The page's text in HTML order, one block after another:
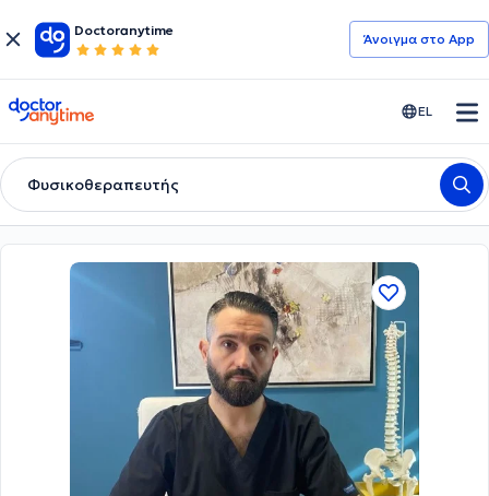
Doctoranytime
Άνοιγμα στο App
doctoranytime EL
Φυσικοθεραπευτής